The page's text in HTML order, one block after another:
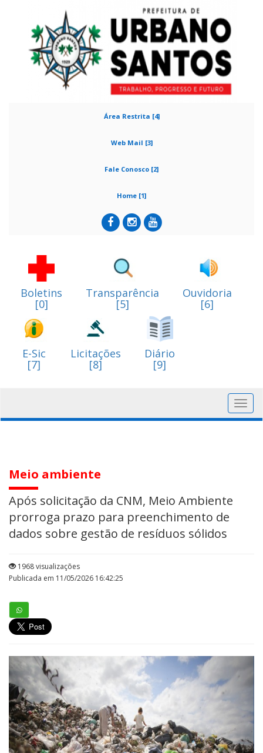
Área Restrita [4]
Web Mail [3]
Fale Conosco [2]
Home [1]
Boletins
[0]
Transparência
[5]
Ouvidoria
[6]
E-Sic
[7]
Licitações
[8]
Diário
[9]
Meio ambiente
Após solicitação da CNM, Meio Ambiente
prorroga prazo para preenchimento de
dados sobre gestão de resíduos sólidos
1968 visualizações
Publicada em 11/05/2026 16:42:25